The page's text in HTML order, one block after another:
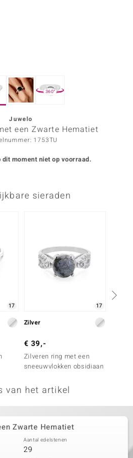
360°
Juwelo
een Zwarte Hematiet
1753TU
moment niet op voorraad.
sieraden
17 17
Zilver
€ 39,-
Zilveren ring met een
sneeuwvlokken obsidiaan
van het artikel
Zwarte Hematiet
Aantal edelstenen
29